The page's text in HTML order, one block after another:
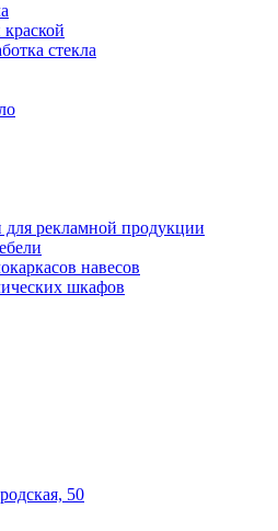
стекла
рекламной продукции
навесов
шкафов
50